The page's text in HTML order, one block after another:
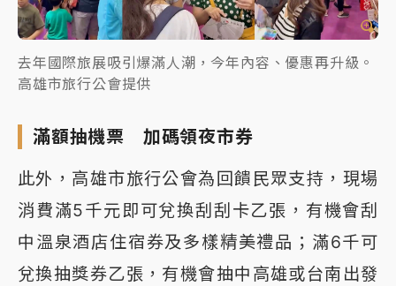
去年國際旅展吸引爆滿人潮，今年內容、優惠再升級。
高雄市旅行公會提供
滿額抽機票 加碼領夜市券
此外，高雄市旅行公會為回饋民眾支持，現場
消費滿5千元即可兌換刮刮卡乙張，有機會刮
中溫泉酒店住宿券及多樣精美禮品；滿6千可
兌換抽獎券乙張，有機會抽中高雄或台南出發